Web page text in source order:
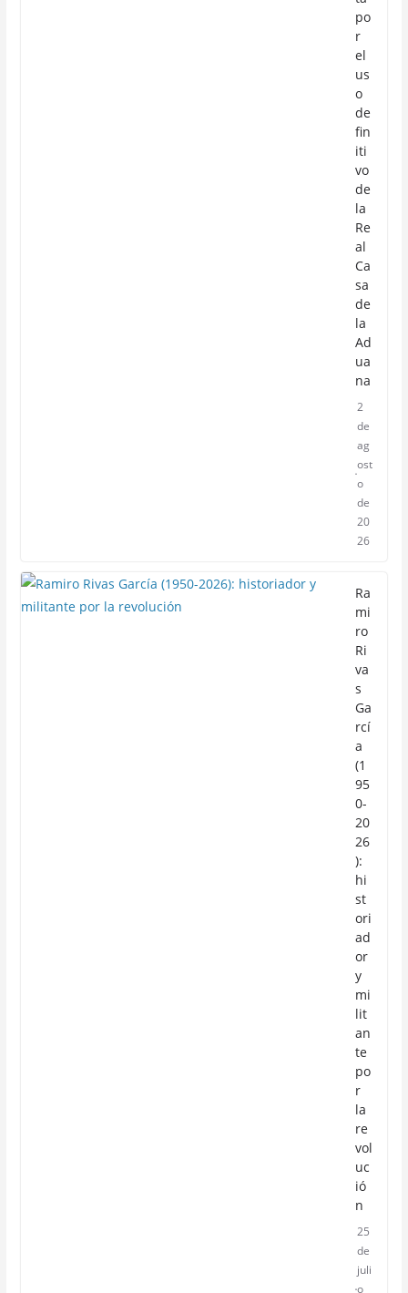
po
r
el
us
o
de
fin
iti
vo
de
la
Re
al
Ca
sa
de
la
Ad
ua
na
2
de
ag
ost
o
de
20
26
Ra
mi
ro
Ri
va
s
Ga
rcí
a
(1
95
0-
20
26
):
hi
st
ori
ad
or
y
mi
lit
an
te
po
r
la
re
vol
uc
ió
n
25
de
juli
o